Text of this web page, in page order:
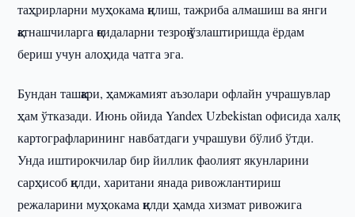
таҳрирларни муҳокама қилиш, тажриба алмашиш ва янги
қатнашчиларга қоидаларни тезроқ ўзлаштиришда ёрдам
бериш учун алоҳида чатга эга.
Бундан ташқари, ҳамжамият аъзолари офлайн учрашувлар
ҳам ўтказади. Июнь ойида Yandex Uzbekistan офисида халқ
картографларининг навбатдаги учрашуви бўлиб ўтди.
Унда иштирокчилар бир йиллик фаолият якунларини
сарҳисоб қилди, харитани янада ривожлантириш
режаларини муҳокама қилди ҳамда хизмат ривожига